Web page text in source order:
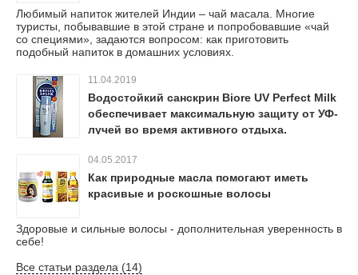
Любимый напиток жителей Индии – чай масала. Многие
туристы, побывавшие в этой стране и попробовавшие «чай
со специями», задаются вопросом: как приготовить
подобный напиток в домашних условиях.
11.04.2019
Водостойкий санскрин Biore UV Perfect Milk
обеспечивает максимальную защиту от УФ-
лучей во время активного отдыха.
04.05.2017
Как природные масла помогают иметь
красивые и роскошные волосы
Здоровые и сильные волосы - дополнительная уверенность в
себе!
Все статьи раздела (14)